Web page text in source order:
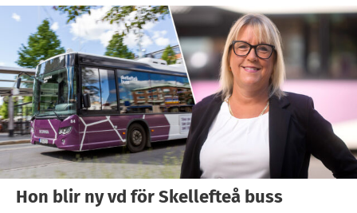
Hon blir ny vd för Skellefteå buss